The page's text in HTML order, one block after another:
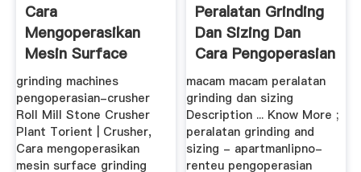
Cara
Mengoperasikan
Mesin Surface
Grinding
grinding machines
pengoperasian-crusher
Roll Mill Stone Crusher
Plant Torient | Crusher,
Cara mengoperasikan
mesin surface grinding
Peralatan Grinding
Dan Sizing Dan
Cara Pengoperasian
macam macam peralatan
grinding dan sizing
Description ... Know More ;
peralatan grinding and
sizing - apartmanlipno-
renteu pengoperasian